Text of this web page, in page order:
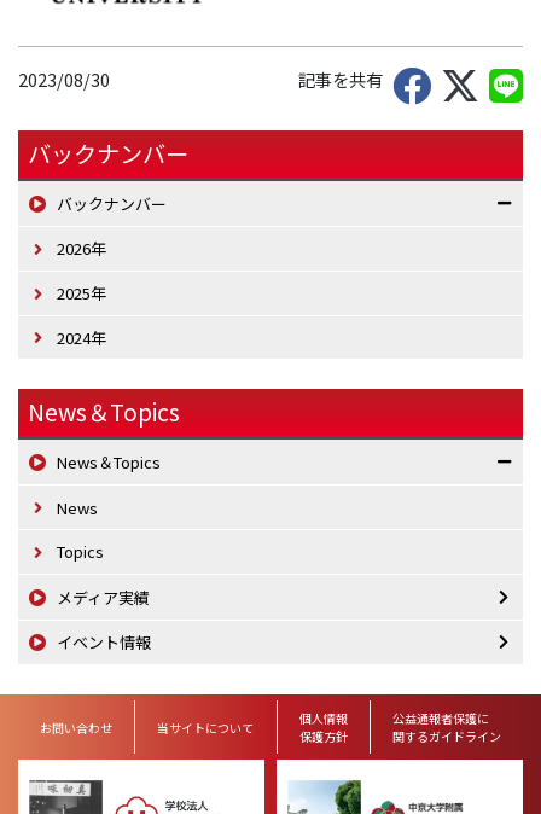
2023/08/30 記事を共有
バックナンバー
バックナンバー
2026年
2025年
2024年
News＆Topics
News＆Topics
News
Topics
メディア実績
イベント情報
お問い合わせ 当サイトについて
個人情報
保護方針
公益通報者保護に
関するガイドライン